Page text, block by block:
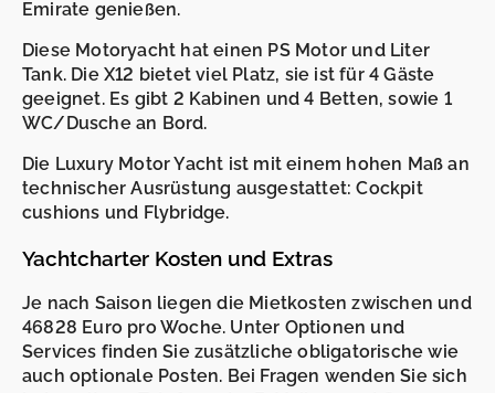
Emirate genießen.
Diese Motoryacht hat einen PS Motor und Liter
Tank. Die X12 bietet viel Platz, sie ist für 4 Gäste
geeignet. Es gibt 2 Kabinen und 4 Betten, sowie 1
WC/Dusche an Bord.
Die Luxury Motor Yacht ist mit einem hohen Maß an
technischer Ausrüstung ausgestattet: Cockpit
cushions und Flybridge.
Yachtcharter Kosten und Extras
Je nach Saison liegen die Mietkosten zwischen und
46828 Euro pro Woche. Unter Optionen und
Services finden Sie zusätzliche obligatorische wie
auch optionale Posten. Bei Fragen wenden Sie sich